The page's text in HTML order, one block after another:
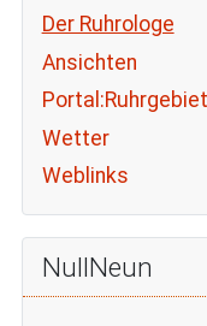
Der Ruhrologe
Ansichten
Portal:Ruhrgebiet
Wetter
Weblinks
NullNeun